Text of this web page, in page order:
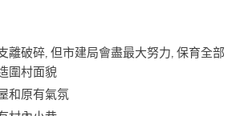
離破碎, 但市建局會盡最大努力, 保育全部
圍村面貌
和原有氣氛